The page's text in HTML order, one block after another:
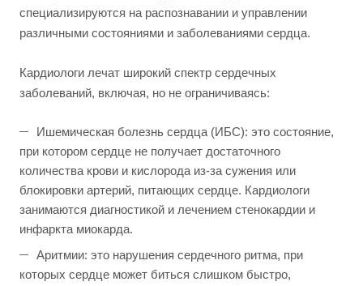
специализируются на распознавании и управлении
различными состояниями и заболеваниями сердца.
Кардиологи лечат широкий спектр сердечных
заболеваний, включая, но не ограничиваясь:
Ишемическая болезнь сердца (ИБС): это состояние,
при котором сердце не получает достаточного
количества крови и кислорода из-за сужения или
блокировки артерий, питающих сердце. Кардиологи
занимаются диагностикой и лечением стенокардии и
инфаркта миокарда.
Аритмии: это нарушения сердечного ритма, при
которых сердце может биться слишком быстро,